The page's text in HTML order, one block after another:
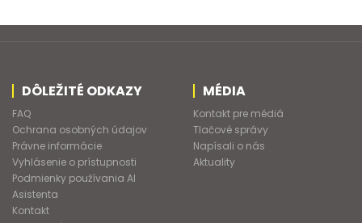
DÔLEŽITÉ ODKAZY
FAQ
Ochrana osobných údajov
Právne informácie
Vyhlásenie o prístupnosti
Podmienky používania AI
Asistenta
Kontakt
MÉDIA
Kontakt pre médiá
Tlačové správy
Napísali o nás
Aktuality